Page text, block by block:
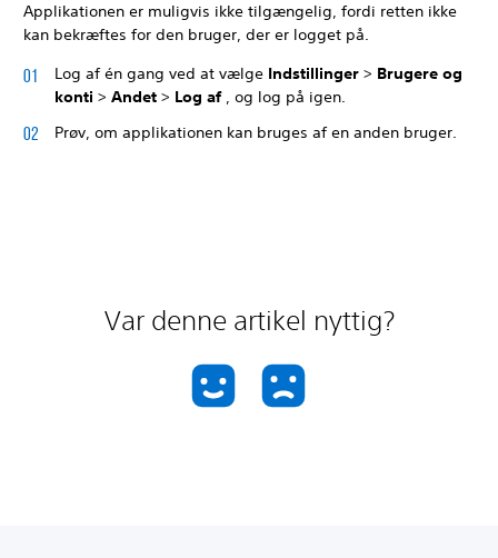
Applikationen er muligvis ikke tilgængelig, fordi retten ikke
kan bekræftes for den bruger, der er logget på.
Log af én gang ved at vælge Indstillinger > Brugere og
konti > Andet > Log af , og log på igen.
Prøv, om applikationen kan bruges af en anden bruger.
Var denne artikel nyttig?